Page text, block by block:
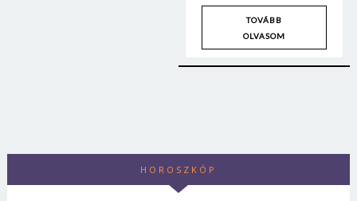
TOVÁBB
OLVASOM
HOROSZKÓP